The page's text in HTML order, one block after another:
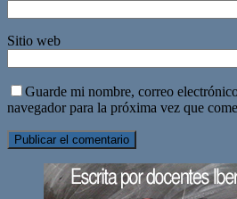
Sitio web
Guarde mi nombre, correo
navegador para la próxima vez que